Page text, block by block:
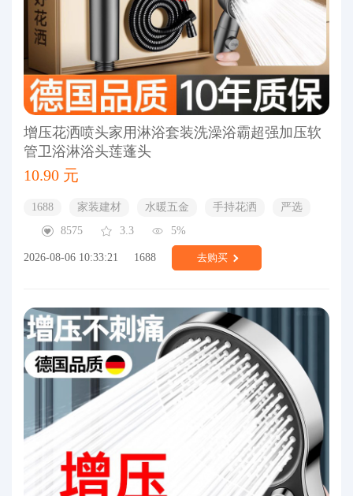
增压花洒喷头家用淋浴套装洗澡浴霸超强加压软
管卫浴淋浴头莲蓬头
10.90 元
1688 家装建材 水暖五金 手持花洒
严选
8575
3.3 5%
2026-08-06 10:33:21 1688 去购买